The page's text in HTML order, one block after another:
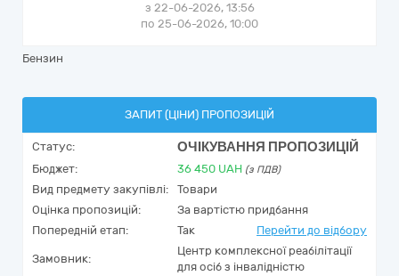
з 22-06-2026, 13:56
по 25-06-2026, 10:00
Бензин
ЗАПИТ (ЦІНИ) ПРОПОЗИЦІЙ
Статус: ОЧІКУВАННЯ ПРОПОЗИЦІЙ
Бюджет: 36 450 UAH (з ПДВ)
Вид предмету закупівлі:
Товари
Оцінка пропозицій:
За вартістю придбання
Попередній етап:
Так Перейти до відбору
Замовник:
Центр комплексної реабілітації
для осіб з інвалідністю